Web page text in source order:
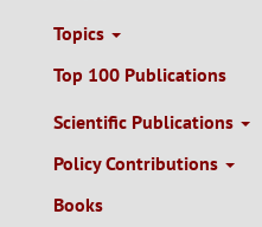
Topics
Top 100 Publications
Scientific Publications
Policy Contributions
Books